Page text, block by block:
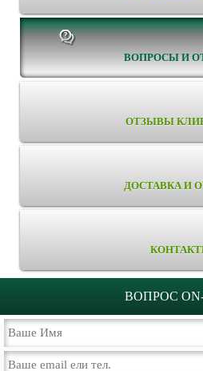
ВОПРОСЫ И
ОТЗЫВЫ
ДОСТАВКА И
ВОПРОС